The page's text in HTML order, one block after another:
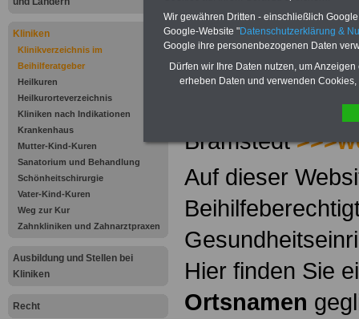
Kliniken
Klinikverzeichnis im
Beihilferatgeber
Heilkuren
Heilkurorteverzeichnis
Kliniken nach Indikationen
Krankenhaus
Mutter-Kind-Kuren
Sanatorium und Behandlung
Schönheitschirurgie
Vater-Kind-Kuren
Weg zur Kur
Zahnkliniken und Zahnarztpraxen
Ausbildung und Stellen bei
Kliniken
Recht
Tipps
- Rheumaklinik
GmbH
- Schön Klinik
Bramstedt
Auf dieser
Hier finden Sie
Ortsnamen
Wir gewähren Dritten - einschließlich
Google-Website "Datenschutzerklärung &
Google ihre personenbezogenen Daten
Dürfen wir Ihre Daten nutzen, um
erheben Daten und verwenden